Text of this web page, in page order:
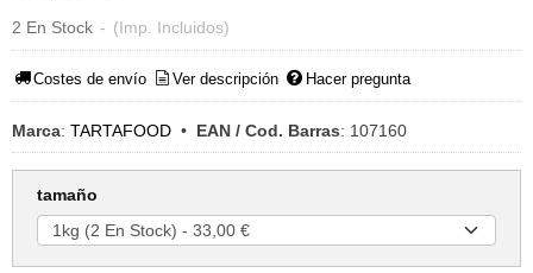
2 En Stock - (Imp. Incluidos)
Costes de envío Ver descripción Hacer pregunta
Marca: TARTAFOOD • EAN / Cod. Barras: 107160
tamaño